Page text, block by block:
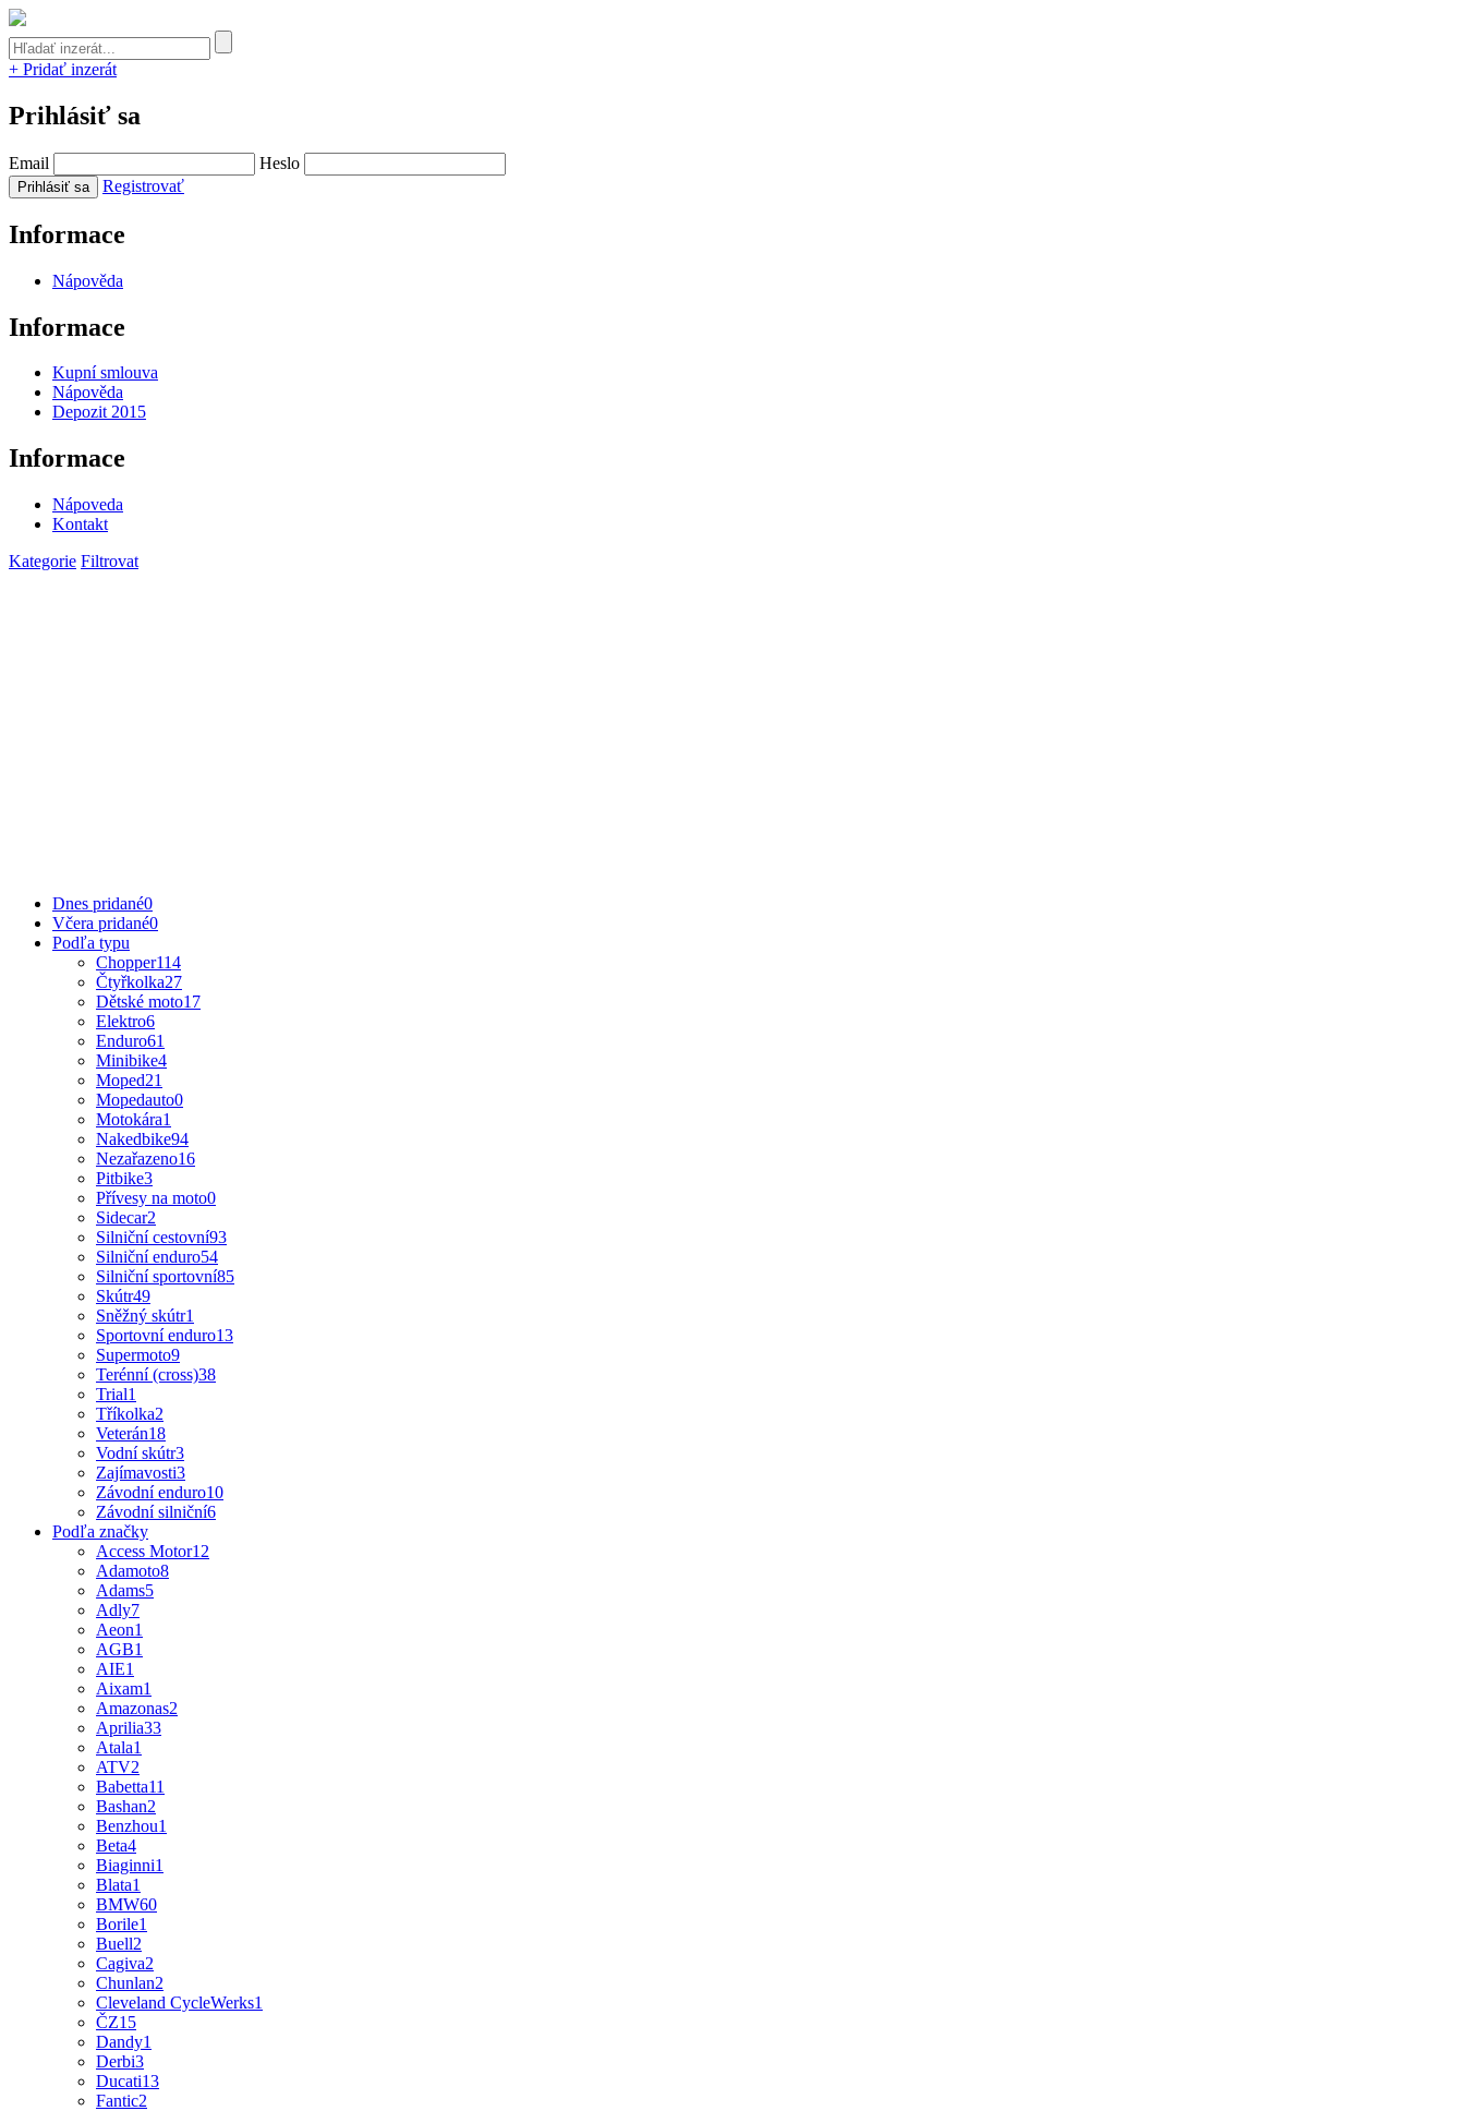
+ Pridať inzerát
Prihlásiť sa
Email
Heslo
Registrovať
Informace
Nápověda
Informace
Kupní smlouva
Nápověda
Depozit 2015
Informace
Nápoveda
Kontakt
Kategorie Filtrovat
Dnes pridané0
Včera pridané0
Podľa typu
Chopper114
Čtyřkolka27
Dětské moto17
Elektro6
Enduro61
Minibike4
Moped21
Mopedauto0
Motokára1
Nakedbike94
Nezařazeno16
Pitbike3
Přívesy na moto0
Sidecar2
Silniční cestovní93
Silniční enduro54
Silniční sportovní85
Skútr49
Sněžný skútr1
Sportovní enduro13
Supermoto9
Terénní (cross)38
Trial1
Tříkolka2
Veterán18
Vodní skútr3
Zajímavosti3
Závodní enduro10
Závodní silniční6
Podľa značky
Access Motor12
Adamoto8
Adams5
Adly7
Aeon1
AGB1
AIE1
Aixam1
Amazonas2
Aprilia33
Atala1
ATV2
Babetta11
Bashan2
Benzhou1
Beta4
Biaginni1
Blata1
BMW60
Borile1
Buell2
Cagiva2
Chunlan2
Cleveland CycleWerks1
ČZ15
Dandy1
Derbi3
Ducati13
Fantic2